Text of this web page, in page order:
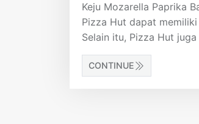
Keju Mozarella Paprika
Pizza Hut dapat
Selain itu, Pizza Hut
CONTINUE